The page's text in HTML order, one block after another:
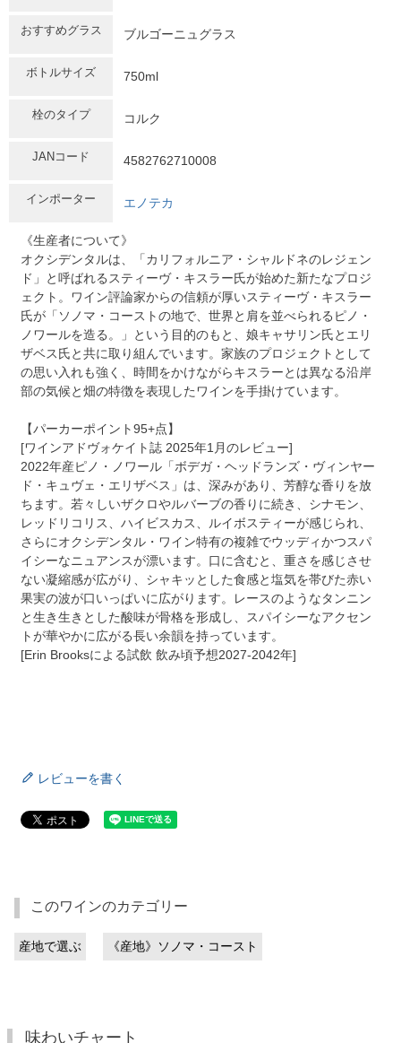
おすすめグラス ブルゴーニュグラス
ボトルサイズ 750ml
栓のタイプ コルク
JANコード 4582762710008
インポーター エノテカ
《生産者について》
オクシデンタルは、「カリフォルニア・シャルドネのレジェン
ド」と呼ばれるスティーヴ・キスラー氏が始めた新たなプロジ
ェクト。ワイン評論家からの信頼が厚いスティーヴ・キスラー
氏が「ソノマ・コーストの地で、世界と肩を並べられるピノ・
ノワールを造る。」という目的のもと、娘キャサリン氏とエリ
ザベス氏と共に取り組んでいます。家族のプロジェクトとして
の思い入れも強く、時間をかけながらキスラーとは異なる沿岸
部の気候と畑の特徴を表現したワインを手掛けています。
【パーカーポイント95+点】
[ワインアドヴォケイト誌 2025年1月のレビュー]
2022年産ピノ・ノワール「ボデガ・ヘッドランズ・ヴィンヤー
ド・キュヴェ・エリザベス」は、深みがあり、芳醇な香りを放
ちます。若々しいザクロやルバーブの香りに続き、シナモン、
レッドリコリス、ハイビスカス、ルイボスティーが感じられ、
さらにオクシデンタル・ワイン特有の複雑でウッディかつスパ
イシーなニュアンスが漂います。口に含むと、重さを感じさせ
ない凝縮感が広がり、シャキッとした食感と塩気を帯びた赤い
果実の波が口いっぱいに広がります。レースのようなタンニン
と生き生きとした酸味が骨格を形成し、スパイシーなアクセン
トが華やかに広がる長い余韻を持っています。
[Erin Brooksによる試飲 飲み頃予想2027-2042年]
レビューを書く
このワインのカテゴリー
産地で選ぶ 《産地》ソノマ・コースト
味わいチャート